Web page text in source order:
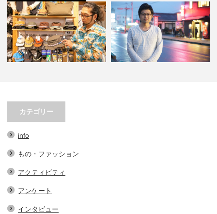
小林市の起爆剤！青野さんが実践
する、地域おこし協力隊での…
カテゴリー
info
もの・ファッション
アクティビティ
アンケート
インタビュー